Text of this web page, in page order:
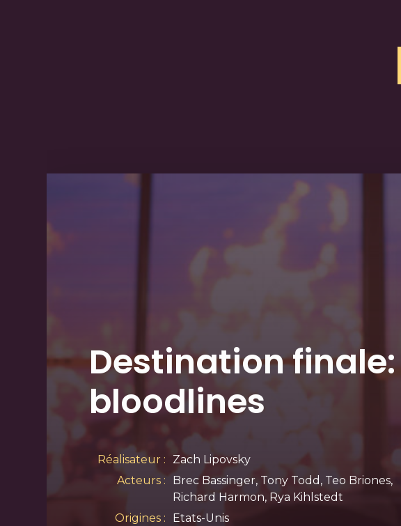
Destination finale:
bloodlines
Réalisateur :
Zach Lipovsky
Acteurs :
Brec Bassinger, Tony Todd, Teo Briones,
Richard Harmon, Rya Kihlstedt
Origines :
Etats-Unis